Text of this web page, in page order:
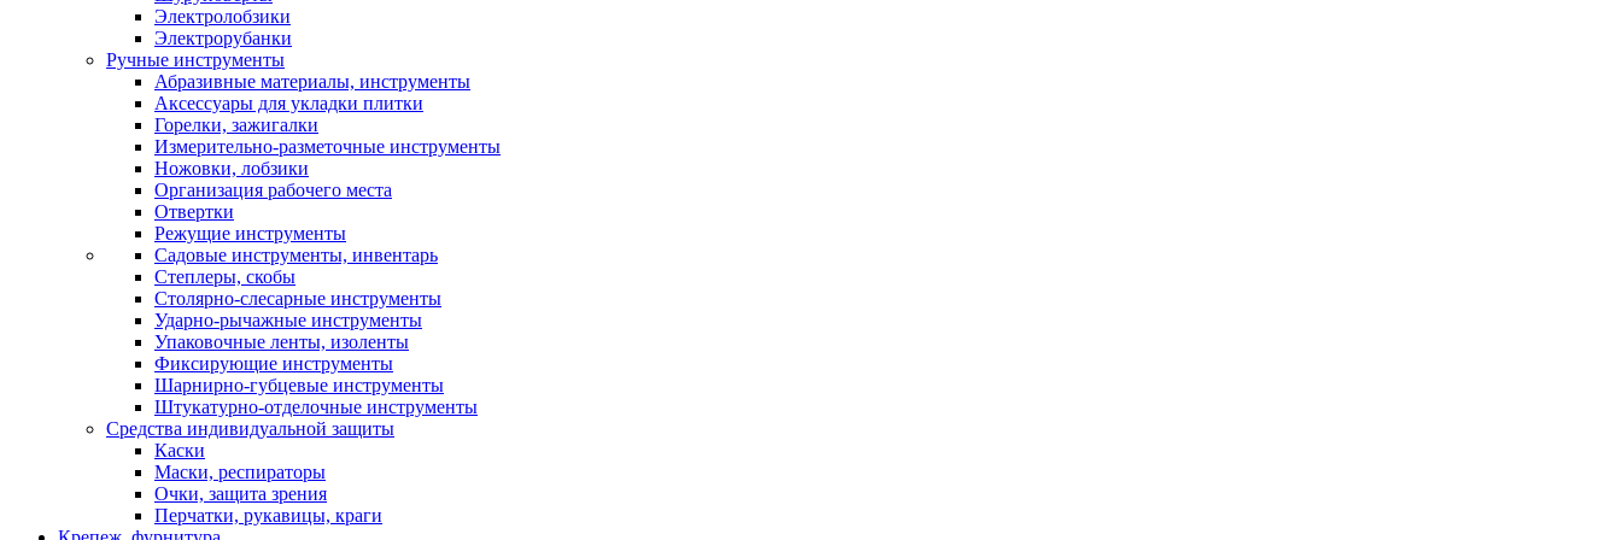
Электролобзики
Электрорубанки
Ручные инструменты
Абразивные материалы, инструменты
Аксессуары для укладки плитки
Горелки, зажигалки
Измерительно-разметочные инструменты
Ножовки, лобзики
Организация рабочего места
Отвертки
Режущие инструменты
Садовые инструменты, инвентарь
Степлеры, скобы
Столярно-слесарные инструменты
Ударно-рычажные инструменты
Упаковочные ленты, изоленты
Фиксирующие инструменты
Шарнирно-губцевые инструменты
Штукатурно-отделочные инструменты
Средства индивидуальной защиты
Каски
Маски, респираторы
Очки, защита зрения
Перчатки, рукавицы, краги